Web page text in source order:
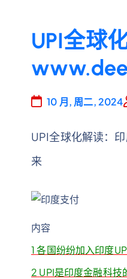
UPI全球
10 月, 周二, 2024
UPI全球化解读：
来
内容
1 各国纷纷加入印度
2 UPI是印度金融科技